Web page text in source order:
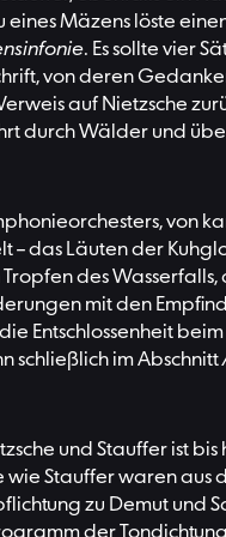
Mäzens löste
. Es sollte vier
von deren
auf Nietzsche
durch Wälder und
das Läuten der
des
mit den
Entschlossenheit
schließlich im Abschnitt
und Stauffer ist
Stauffer waren
zu Demut